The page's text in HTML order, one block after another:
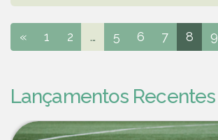
« 1 2 ... 5 6 7 8 9
Lançamentos Recentes